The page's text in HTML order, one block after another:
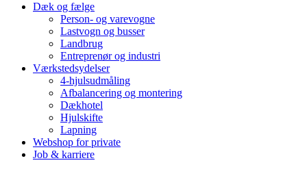
Dæk og fælge
Person- og varevogne
Lastvogn og busser
Landbrug
Entreprenør og industri
Værkstedsydelser
4-hjulsudmåling
Afbalancering og montering
Dækhotel
Hjulskifte
Lapning
Webshop for private
Job & karriere